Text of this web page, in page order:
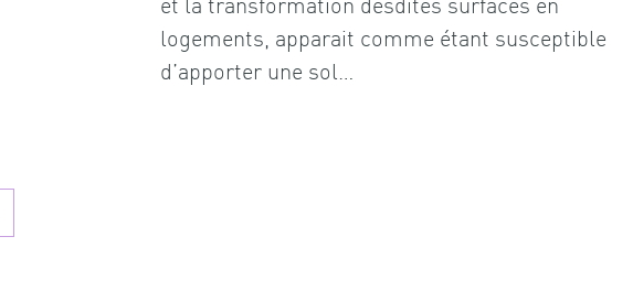
logements, apparait comme étant susceptible
d’apporter une sol…